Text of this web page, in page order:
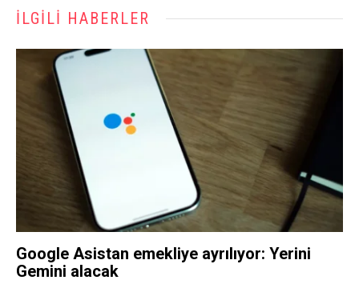
İLGILI HABERLER
Google Asistan emekliye ayrılıyor: Yerini
Gemini alacak